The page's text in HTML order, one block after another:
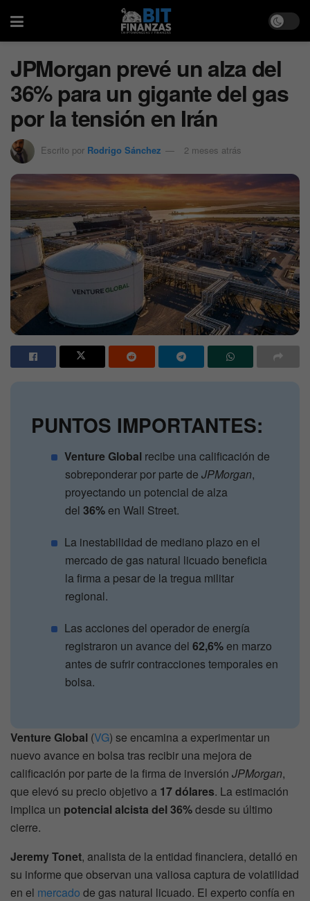
JPMorgan prevé un alza del
36% para un gigante del gas
por la tensión en Irán
Escrito por Rodrigo Sánchez 2 meses atrás
PUNTOS IMPORTANTES:
Venture Global recibe una calificación de
sobreponderar por parte deJPMorgan,
proyectando un potencial de alza
del36%en Wall Street.
La inestabilidad de mediano plazo en el
mercado de gas natural licuado beneficia
la firma a pesar de la tregua militar
regional.
Las acciones del operador de energía
registraron un avance del62,6%en marzo
antes de sufrir contracciones temporales en
bolsa.
Venture Global (VG) se encamina a experimentar un
nuevo avance en bolsa tras recibir una mejora de
calificación por parte de la firma de inversión JPMorgan,
que elevó su precio objetivo a 17 dólares. La estimación
implica un potencial alcista del 36%desde su último
cierre.
Jeremy Tonet, analista de la entidad financiera, detalló en
su informe que observan una valiosa captura de volatilidad
en el mercado de gas natural licuado. El experto confía en